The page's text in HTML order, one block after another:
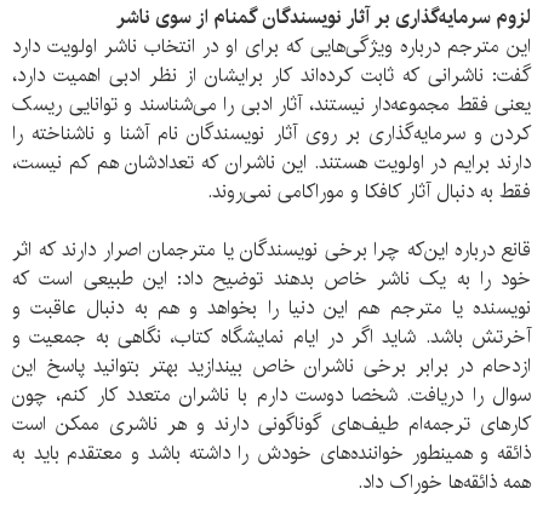
لزوم سرمایه‌گذاری بر آثار نویسندگان گمنام از سوی ناشر
این مترجم درباره ویژگی‌هایی که برای او در انتخاب ناشر اولویت دارد
گفت: ناشرانی که ثابت کرده‌اند کار برایشان از نظر ادبی اهمیت دارد،
یعنی فقط مجموعه‌دار نیستند، آثار ادبی را می‌شناسند و توانایی ریسک
کردن و سرمایه‌گذاری بر روی آثار نویسندگان نام آشنا و ناشناخته را
دارند برایم در اولویت هستند. این ناشران که تعدادشان هم کم نیست،
فقط به دنبال‌ آثار کافکا و موراکامی نمی‌روند.
قانع درباره این‌که چرا برخی نویسندگان یا مترجمان اصرار دارند که اثر
خود را به یک ناشر خاص بدهند توضیح داد: این طبیعی است که
نویسنده یا مترجم هم این دنیا را بخواهد و هم به دنبال عاقبت و
آخرتش باشد. شاید اگر در ایام نمایشگاه کتاب، نگاهی به جمعیت و
ازدحام در برابر برخی ناشران خاص بیندازید بهتر بتوانید پاسخ این
سوال را دریافت. شخصا دوست دارم با ناشران متعدد کار کنم، چون
کارهای ترجمه‌ام طیف‌های گوناگونی دارند و هر ناشری ممکن است
ذائقه‌ و همینطور خواننده‌های خودش را داشته باشد و معتقدم باید به
همه ذائقه‌ها خوراک داد.